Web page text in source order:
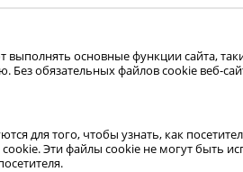
основные функции сайта,
Без обязательных файлов cookie веб-
для того, чтобы узнать, как
Эти файлы cookie не могут быть